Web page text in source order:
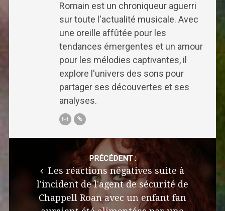
Romain est un chroniqueur aguerri
sur toute l'actualité musicale. Avec
une oreille affûtée pour les
tendances émergentes et un amour
pour les mélodies captivantes, il
explore l'univers des sons pour
partager ses découvertes et ses
analyses.
PRÉCÉDENT :
Les réactions négatives suite à
l'incident de l'agent de sécurité de
Chappell Roan avec un enfant fan